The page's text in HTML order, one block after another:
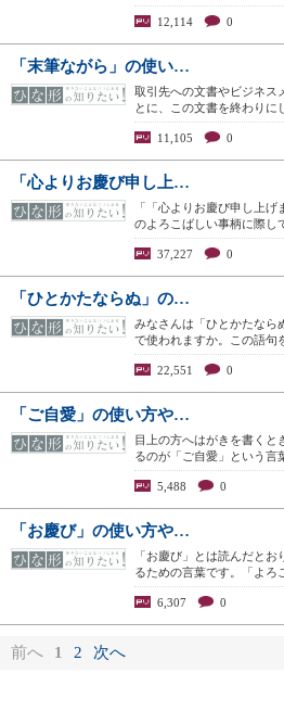
12,114 0
「末筆ながら」の使い…
取引先への文書やビジネス
とに、この文書を終わりに
11,105 0
「心よりお慶び申し上…
「「心よりお慶び申し上
のよろこばしい事柄に際し
37,227 0
「ひとかたならぬ」の…
みなさんは「ひとかたなら
で使われますか。この語句
22,551 0
「ご自愛」の使い方や…
目上の方へはがきを書くと
るのが「ご自愛」という言
5,488 0
「お慶び」の使い方や…
「お慶び」とは読んだと
るための言葉です。「よろ
6,307 0
前へ 1 2 次へ